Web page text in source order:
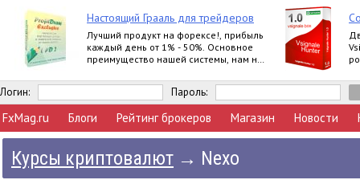
Настоящий Грааль для трейдеров
Лучший продукт на форексе!, прибыль
каждый день от 1% - 50%. Основное
преимущество нашей системы, нам не
прибыли
Логин: Пароль:
FxMag.ru Блоги Рейтинг брокеров Магазин Новости
Курсы криптовалют → Nexo